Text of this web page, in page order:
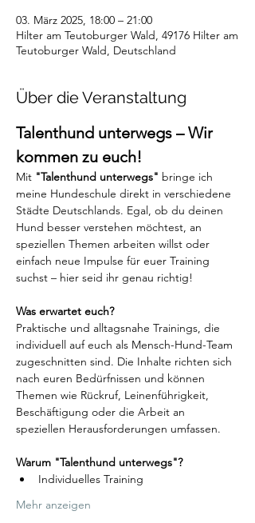
03. März 2025, 18:00 – 21:00
Hilter am Teutoburger Wald, 49176 Hilter am
Teutoburger Wald, Deutschland
Über die Veranstaltung
Talenthund unterwegs – Wir
kommen zu euch!
Mit "Talenthund unterwegs" bringe ich
meine Hundeschule direkt in verschiedene
Städte Deutschlands. Egal, ob du deinen
Hund besser verstehen möchtest, an
speziellen Themen arbeiten willst oder
einfach neue Impulse für euer Training
suchst – hier seid ihr genau richtig!
Was erwartet euch?
Praktische und alltagsnahe Trainings, die
individuell auf euch als Mensch-Hund-Team
zugeschnitten sind. Die Inhalte richten sich
nach euren Bedürfnissen und können
Themen wie Rückruf, Leinenführigkeit,
Beschäftigung oder die Arbeit an
speziellen Herausforderungen umfassen.
Warum "Talenthund unterwegs"?
Individuelles Training
Mehr anzeigen